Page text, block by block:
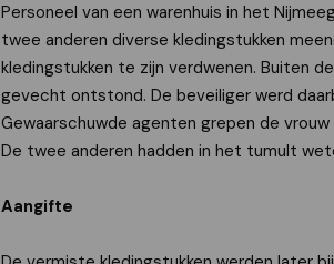
Personeel van een warenhuis in het
twee anderen diverse kledingstukken
kledingstukken te zijn verdwenen. Buiten
gevecht ontstond. De beveiliger werd
Gewaarschuwde agenten grepen de
De twee anderen hadden in het tumult
Aangifte